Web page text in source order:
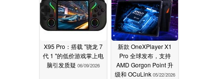
X95 Pro：搭载 "骁龙 7
代 1 "的低价游戏掌上电
脑引发质疑 06/09/2026
新款 OneXPlayer X1
Pro 全球发布，支持
AMD Gorgon Point 升
级和 OCuLink 05/22/2026